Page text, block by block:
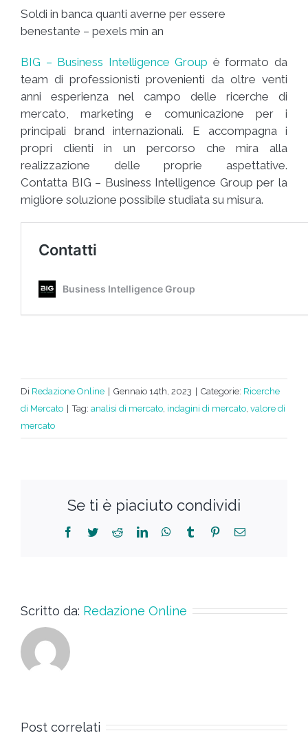
Soldi in banca quanti averne per essere
benestante – pexels min an
BIG – Business Intelligence Group è formato da
team di professionisti provenienti da oltre venti
anni esperienza nel campo delle ricerche di
mercato, marketing e comunicazione per i
principali brand internazionali. E accompagna i
propri clienti in un percorso che mira alla
realizzazione delle proprie aspettative.
Contatta BIG – Business Intelligence Group per la
migliore soluzione possibile studiata su misura.
Di Redazione Online | Gennaio 14th, 2023 | Categorie: Ricerche
di Mercato | Tag: analisi di mercato indagini di mercato valore di
mercato
Se ti è piaciuto condividi
Scritto da: Redazione Online
Post correlati